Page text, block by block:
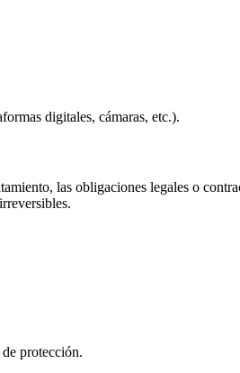
digitales, cámaras, etc.).
las obligaciones legales o
protección.